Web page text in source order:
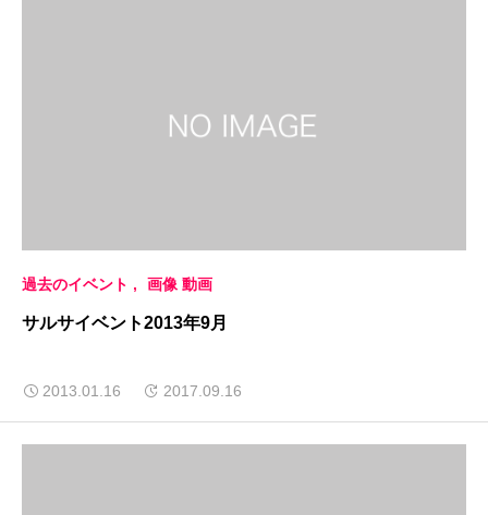
過去のイベント 画像 動画
サルサイベント2013年9月
2013.01.16 2017.09.16